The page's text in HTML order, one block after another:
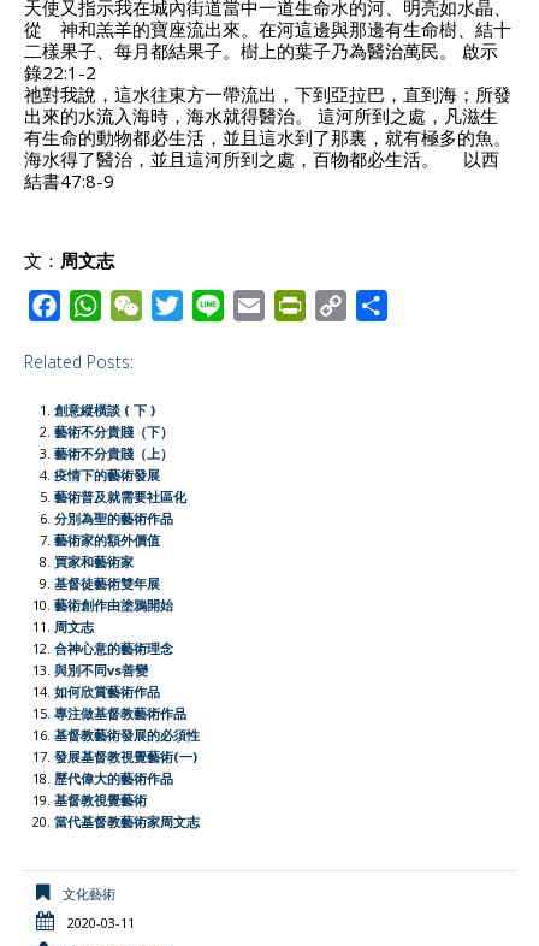
天使又指示我在城內街道當中一道生命水的河、明亮如水晶、
從 神和羔羊的寶座流出來。在河這邊與那邊有生命樹、結十
二樣果子、每月都結果子。樹上的葉子乃為醫治萬民。 啟示
錄22:1-2
祂對我說，這水往東方一帶流出，下到亞拉巴，直到海；所發
出來的水流入海時，海水就得醫治。 這河所到之處，凡滋生
有生命的動物都必生活，並且這水到了那裏，就有極多的魚。
海水得了醫治，並且這河所到之處，百物都必生活。 以西
結書47:8-9
文： 周文志
c
e
b
o
o
k
W
a
t
s
A
p
p
W
h
a
t
r
Related Posts:
創意縱橫談 ( 下 )
藝術不分貴賤（下）
藝術不分貴賤（上）
疫情下的藝術發展
藝術普及就需要社區化
分別為聖的藝術作品
藝術家的額外價值
買家和藝術家
基督徒藝術雙年展
藝術創作由塗鴉開始
周文志
合神心意的藝術理念
與別不同vs善變
如何欣賞藝術作品
專注做基督教藝術作品
基督教藝術發展的必須性
發展基督教視覺藝術(一)
歷代偉大的藝術作品
基督教視覺藝術
當代基督教藝術家周文志
文化藝術
2020-03-11